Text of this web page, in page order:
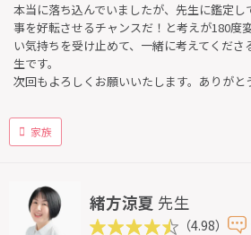
本当に落ち込んでいましたが、先生に鑑定
事を好転させるチャンスだ！と考えが180度
い気持ちを受け止めて、一緒に考えてくだ
生です。
次回もよろしくお願いいたします。ありがと
家族
緒方涼夏 先生
（4.98）